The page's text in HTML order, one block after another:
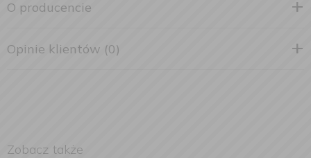
O producencie
Opinie klientów (0)
Zobacz także